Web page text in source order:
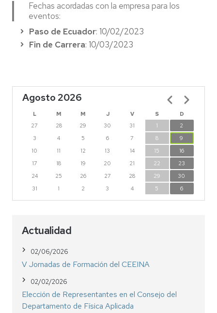
Fechas acordadas con la empresa para los
eventos:
Paso de Ecuador: 10/02/2023
Fin de Carrera: 10/03/2023
Agosto 2026
L M M J V S
D
27
28 29 30 31 1
2
3
4 5 6 7 8
9
10
11 12 13 14 15
16
17
18 19 20 21 22
23
24
25 26 27 28 29
30
31
1 2 3 4 5 6
Paginación
Actualidad
02/06/2026
V Jornadas de Formación del CEEINA
02/02/2026
Elección de Representantes en el Consejo del
Departamento de Física Aplicada